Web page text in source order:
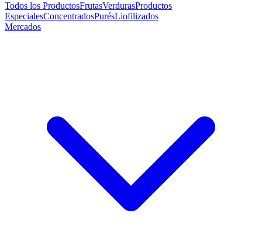
Todos los ProductosFrutasVerdurasProductos
EspecialesConcentradosPurésLiofilizados
Mercados